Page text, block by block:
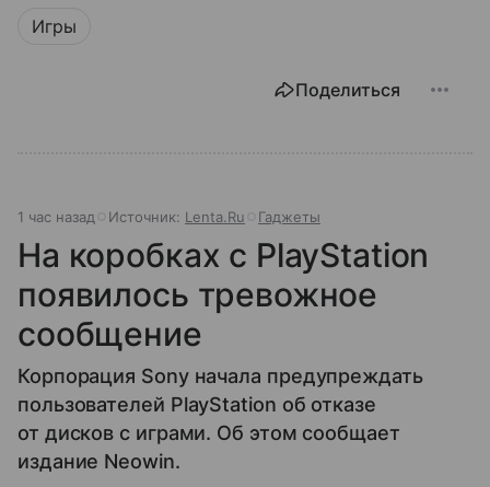
Игры
Поделиться
1 час назад Источник: Lenta.Ru Гаджеты
На коробках с PlayStation
появилось тревожное
сообщение
Корпорация Sony начала предупреждать
пользователей PlayStation об отказе
от дисков с играми. Об этом сообщает
издание Neowin.